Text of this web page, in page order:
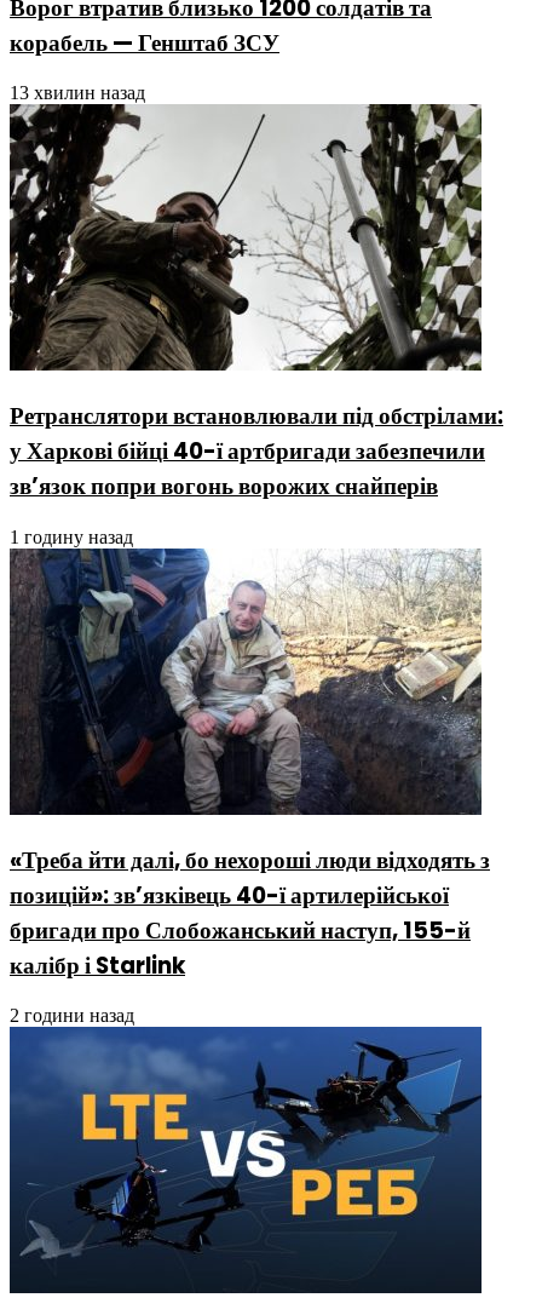
Ворог втратив близько 1200 солдатів та
корабель — Генштаб ЗСУ
13 хвилин назад
Ретранслятори встановлювали під обстрілами:
у Харкові бійці 40-ї артбригади забезпечили
зв’язок попри вогонь ворожих снайперів
1 годину назад
«Треба йти далі, бо нехороші люди відходять з
позицій»: зв’язківець 40-ї артилерійської
бригади про Слобожанський наступ, 155-й
калібр і Starlink
2 години назад